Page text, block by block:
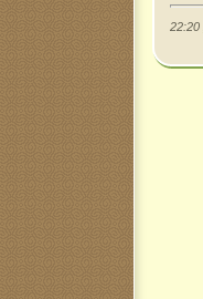
22:20